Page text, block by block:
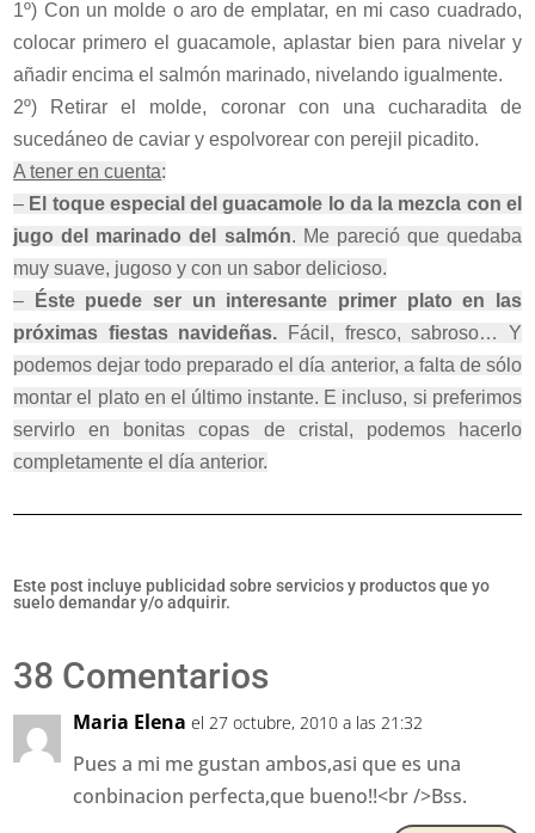
1º) Con un molde o aro de emplatar, en mi caso cuadrado,
colocar primero el guacamole, aplastar bien para nivelar y
añadir encima el salmón marinado, nivelando igualmente.
2º) Retirar el molde, coronar con una cucharadita de
sucedáneo de caviar y espolvorear con perejil picadito.
A tener en cuenta:
– El toque especial del guacamole lo da la mezcla con el
jugo del marinado del salmón. Me pareció que quedaba
muy suave, jugoso y con un sabor delicioso.
–
Éste puede ser un interesante primer plato en las
próximas fiestas navideñas. Fácil, fresco, sabroso… Y
podemos dejar todo preparado el día anterior, a falta de sólo
montar el plato en el último instante. E incluso, si preferimos
servirlo en bonitas copas de cristal, podemos hacerlo
completamente el día anterior.
Este post incluye publicidad sobre servicios y productos que yo
suelo demandar y/o adquirir.
38 Comentarios
Maria Elena el 27 octubre, 2010 a las 21:32
Pues a mi me gustan ambos,asi que es una
conbinacion perfecta,que bueno!!<br />Bss.